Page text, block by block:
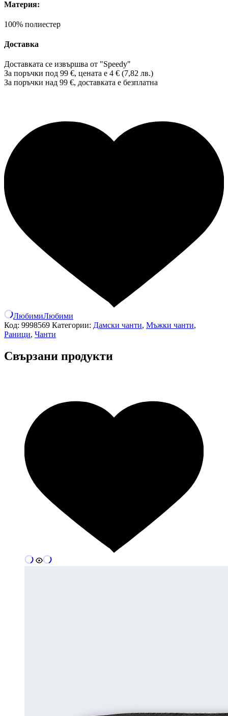
Материя:
100% полиестер
Доставка
Доставката се извършва от "Speedy"
За поръчки под 99 €, цената е 4 € (7,82 лв.)
За поръчки над 99 €, доставката е безплатна
ЛюбимиЛюбими
Код: 9998569 Категории: Дамски чанти, Мъжки чанти,
Раници, Чанти
Свързани продукти